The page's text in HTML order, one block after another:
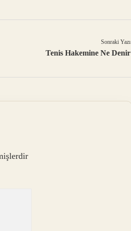
Sonraki Yazı
Tenis Hakemine Ne Denir